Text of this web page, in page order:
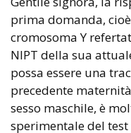
prima domanda,
cromosoma Y
NIPT della sua
possa essere una
precedente
sesso maschile, è
sperimentale del